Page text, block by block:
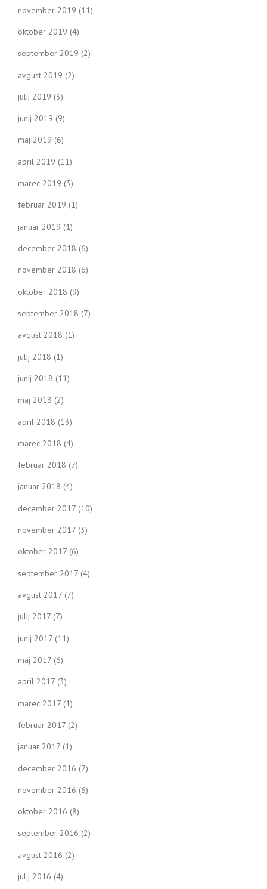
november 2019 (11)
oktober 2019 (4)
september 2019 (2)
avgust 2019 (2)
julij 2019 (3)
junij 2019 (9)
maj 2019 (6)
april 2019 (11)
marec 2019 (3)
februar 2019 (1)
januar 2019 (1)
december 2018 (6)
november 2018 (6)
oktober 2018 (9)
september 2018 (7)
avgust 2018 (1)
julij 2018 (1)
junij 2018 (11)
maj 2018 (2)
april 2018 (13)
marec 2018 (4)
februar 2018 (7)
januar 2018 (4)
december 2017 (10)
november 2017 (3)
oktober 2017 (6)
september 2017 (4)
avgust 2017 (7)
julij 2017 (7)
junij 2017 (11)
maj 2017 (6)
april 2017 (3)
marec 2017 (1)
februar 2017 (2)
januar 2017 (1)
december 2016 (7)
november 2016 (6)
oktober 2016 (8)
september 2016 (2)
avgust 2016 (2)
julij 2016 (4)